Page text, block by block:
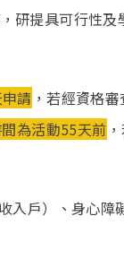
研提具可行性
請 ，若經資格
為活動55天前
入戶）、身心